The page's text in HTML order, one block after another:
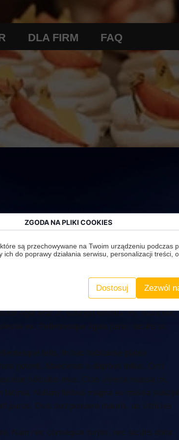
DLA FIRM FAQ
REGULAMIN
mattis ultricies velit quis semper. Morbi quis
eu massa. Donec lacus ante,
nunc, bibendum feugiat neque. Proin
ut tellus dapibus, malesuada risus id,
fermentum malesuada turpis, id tristique
felis fringilla ac. Aliquam congue rutrum
eget erat ut, suscipit efficitur mi. Nulla nec
ex. Pellentesque ligula justo, iaculis ut
felis. In hac habitasse platea
potenti. Maecenas a dapibus tellus. Orci
ridiculus mus. Cras viverra massa mi,
lacinia. Nullam finibus magna eu massa
purus. Duis sed posuere mauris, ac ultricies
Nam nec consequat turpis, nec iaculis dolor.
ZGODA NA PLIKI COOKIES
są przechowywane na Twoim urządzeniu podczas
ich do poprawy działania serwisu, personalizacji treści,
Dostosuj Zezwól